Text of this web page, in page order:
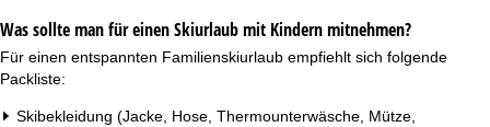
Was sollte man für einen Skiurlaub mit Kindern mitnehmen?
Für einen entspannten Familienskiurlaub empfiehlt sich folgende
Packliste:
Skibekleidung (Jacke, Hose, Thermounterwäsche, Mütze,